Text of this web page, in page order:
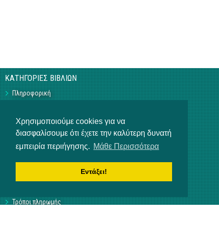
Χρησιμοποιούμε cookies για να
διασφαλίσουμε ότι έχετε την καλύτερη δυνατή
εμπειρία περιήγησης. Μάθε Περισσότερα
Εντάξει!
ΚΑΤΗΓΟΡΙΕΣ ΒΙΒΛΙΩΝ
Πληροφορική
Γεωπονικά
Υπό Έκδοση
Η ΕΤΑΙΡΕΙΑ
Τρόποι πληρωμής